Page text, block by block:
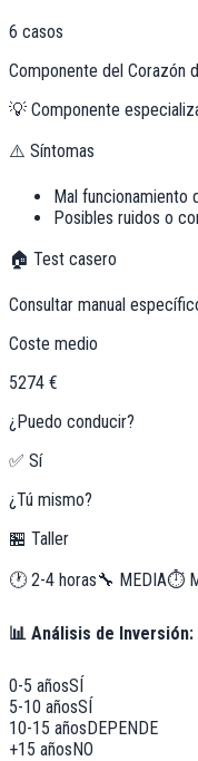
6 casos
Componente del Corazón
💡 Componente
⚠️ Síntomas
Mal funcionamiento
Posibles ruidos o
🏠 Test casero
Consultar manual
Coste medio
5274 €
¿Puedo conducir?
✅ Sí
¿Tú mismo?
🏪 Taller
🕐 2-4 horas🔧 MEDIA⏱️
📊 Análisis de
0-5 añosSÍ
5-10 añosSÍ
10-15 añosDEPENDE
+15 añosNO